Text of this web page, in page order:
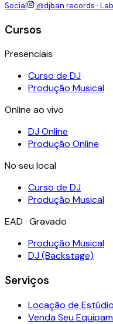
Social
@djban.records ·
Cursos
Presenciais
Curso de DJ
Produção Musical
Online ao vivo
DJ Online
Produção Online
No seu local
Curso de DJ
Produção Musical
EAD · Gravado
Produção Musical
DJ (Backstage)
Serviços
Locação de
Venda Seu